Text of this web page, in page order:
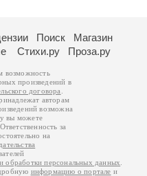
Поиск
Магазин
Стихи.ру Проза.ру
возможность
произведений в
договора
авторам
возможна
вы можете
за
на
обработки персональных данных
информацию о портале и